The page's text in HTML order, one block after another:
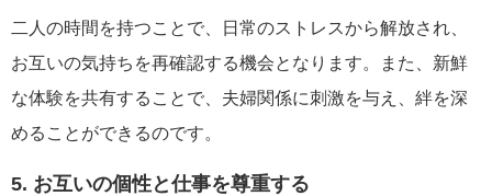
二人の時間を持つことで、日常のストレスから解放され、
お互いの気持ちを再確認する機会となります。また、新鮮
な体験を共有することで、夫婦関係に刺激を与え、絆を深
めることができるのです。
5. お互いの個性と仕事を尊重する